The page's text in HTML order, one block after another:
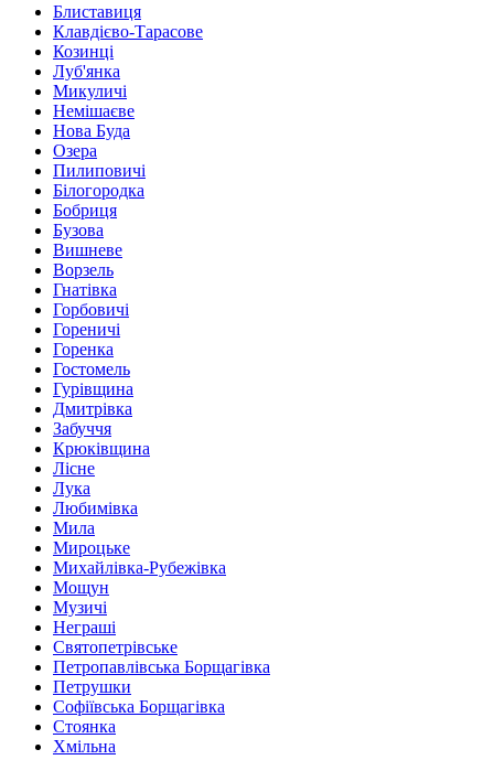
Блиставиця
Клавдієво-Тарасове
Козинці
Луб'янка
Микуличі
Немішаєве
Нова Буда
Озера
Пилиповичі
Білогородка
Бобриця
Бузова
Вишневе
Ворзель
Гнатівка
Горбовичі
Гореничі
Горенка
Гостомель
Гурівщина
Дмитрівка
Забуччя
Крюківщина
Лісне
Лука
Любимівка
Мила
Мироцьке
Михайлівка-Рубежівка
Мощун
Музичі
Неграші
Святопетрівське
Петропавлівська Борщагівка
Петрушки
Софіївська Борщагівка
Стоянка
Хмільна